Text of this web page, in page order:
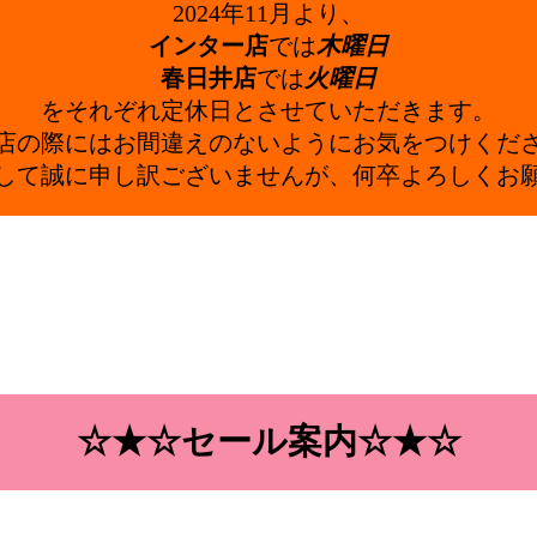
2024年11月より、
インター店では木曜日
春日井店では 火曜日
をそれぞれ定休日とさせていただきます。
の際にはお間違えのないようにお気をつけくだ
て誠に申し訳ございませんが、何卒よろしくお
☆★☆セール案内☆★☆